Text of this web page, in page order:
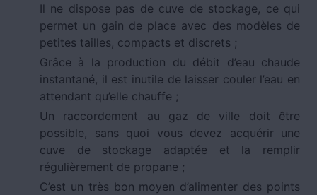
Il ne dispose pas de cuve de stockage, ce qui
permet un gain de place avec des modèles de
petites tailles, compacts et discrets ;
Grâce à la production du débit d’eau chaude
instantané, il est inutile de laisser couler l’eau en
attendant qu’elle chauffe ;
Un raccordement au gaz de ville doit être
possible, sans quoi vous devez acquérir une
cuve de stockage adaptée et la remplir
régulièrement de propane ;
C’est un très bon moyen d’alimenter des points